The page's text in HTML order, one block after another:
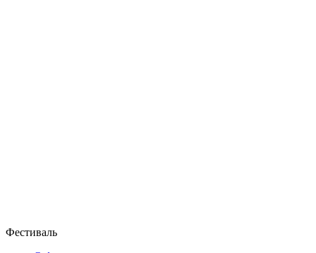
Фестиваль